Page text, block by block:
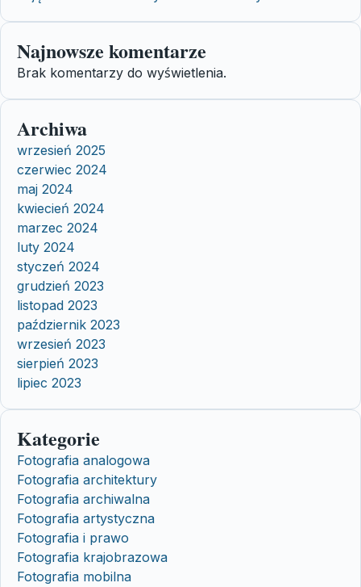
Najnowsze komentarze
Brak komentarzy do wyświetlenia.
Archiwa
wrzesień 2025
czerwiec 2024
maj 2024
kwiecień 2024
marzec 2024
luty 2024
styczeń 2024
grudzień 2023
listopad 2023
październik 2023
wrzesień 2023
sierpień 2023
lipiec 2023
Kategorie
Fotografia analogowa
Fotografia architektury
Fotografia archiwalna
Fotografia artystyczna
Fotografia i prawo
Fotografia krajobrazowa
Fotografia mobilna